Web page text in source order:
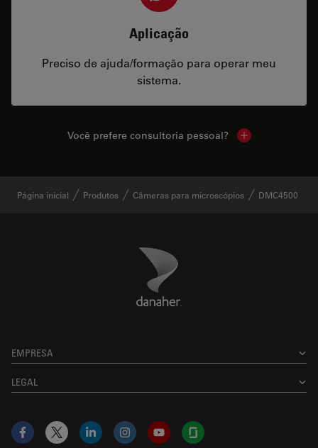
Aplicação
Preciso de ajuda/formação para operar meu
sistema.
Você prefere consultoria pessoal? Show local
Página inicial Produtos Câmeras para microscópios DMC4500
Danaher Logo
EMPRESA
LEGAL
Facebook
X LinkedInInstagramYouTubeGlassdoor